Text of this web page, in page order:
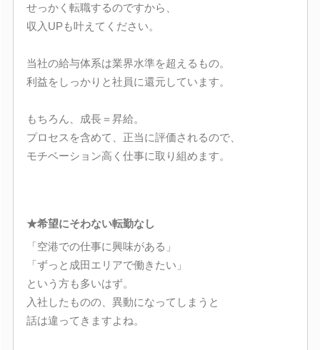
せっかく転職するのですから、
収入UPも叶えてください。
当社の給与体系は業界水準を超えるもの。
利益をしっかりと社員に還元しています。
もちろん、成長＝昇給。
プロセスを含めて、正当に評価されるので、
モチベーション高く仕事に取り組めます。
★希望にそわない転勤なし
「空港での仕事に興味がある」
「ずっと成田エリアで働きたい」
という方も多いはず。
入社したものの、異動になってしまうと
話は違ってきますよね。